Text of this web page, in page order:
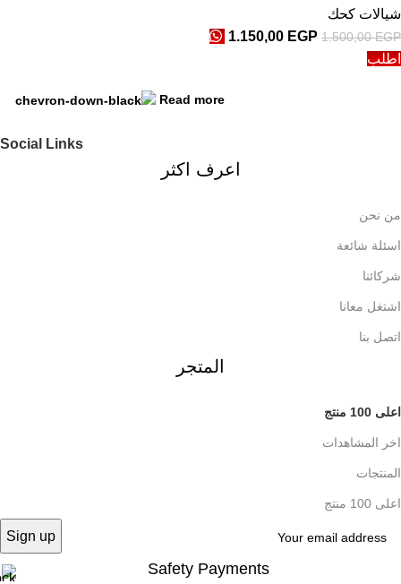
شيالات كحك
1.500,00EGP
1.150,00 EGP
اطلب
Read more
Social Links
اعرف اكثر
من نحن
اسئلة شائعة
شركائنا
اشتغل معانا
اتصل بنا
المتجر
اعلى 100 منتج
اخر المشاهدات
المنتجات
اعلى 100 منتج
Safety Payments